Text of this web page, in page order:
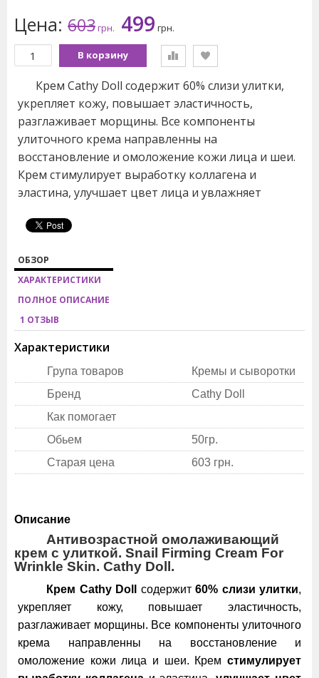
Цена: 603грн. 499 грн.
В корзину
Крем Cathy Doll содержит 60% слизи улитки,
укрепляет кожу, повышает эластичность,
разглаживает морщины. Все компоненты
улиточного крема направленны на
восстановление и омоложение кожи лица и шеи.
Крем стимулирует выработку коллагена и
эластина, улучшает цвет лица и увлажняет
ОБЗОР
ХАРАКТЕРИСТИКИ
ПОЛНОЕ ОПИСАНИЕ
1 ОТЗЫВ
Характеристики
Група товаров
Кремы и сыворотки
Бренд
Cathy Doll
Как помогает
Обьем
50гр.
Старая цена
603 грн.
Описание
Антивозрастной омолаживающий
крем с улиткой. Snail Firming Cream For
Wrinkle Skin. Cathy Doll.
Крем Cathy Doll содержит 60% слизи улитки,
укрепляет кожу, повышает эластичность,
разглаживает морщины. Все компоненты улиточного
крема направленны на восстановление и
омоложение кожи лица и шеи. Крем стимулирует